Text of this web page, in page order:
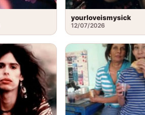
yourloveismysick
12/07/2026